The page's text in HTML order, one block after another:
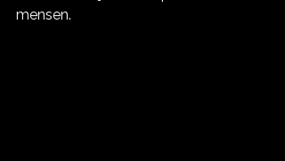
mensen.